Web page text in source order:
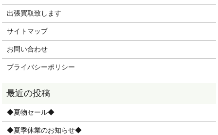
出張買取致します
サイトマップ
お問い合わせ
プライバシーポリシー
◆夏物セール◆
◆夏季休業のお知らせ◆